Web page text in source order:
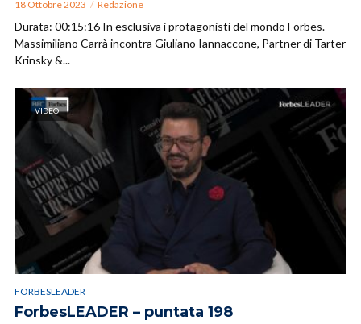
18 Ottobre 2023 Redazione
Durata: 00:15:16 In esclusiva i protagonisti del mondo Forbes.
Massimiliano Carrà incontra Giuliano Iannaccone, Partner di Tarter
Krinsky &...
VIDEO
FORBESLEADER
ForbesLEADER – puntata 198